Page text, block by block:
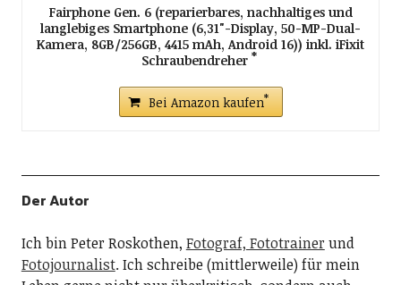
Fairphone Gen. 6 (reparierbares, nachhaltiges und
langlebiges Smartphone (6,31"-Display, 50-MP-Dual-
Kamera, 8GB/256GB, 4415 mAh, Android 16)) inkl. iFixit
Schraubendreher
Bei Amazon kaufen
Der Autor
Ich bin Peter Roskothen, Fotograf, Fototrainer und
Fotojournalist. Ich schreibe (mittlerweile) für mein